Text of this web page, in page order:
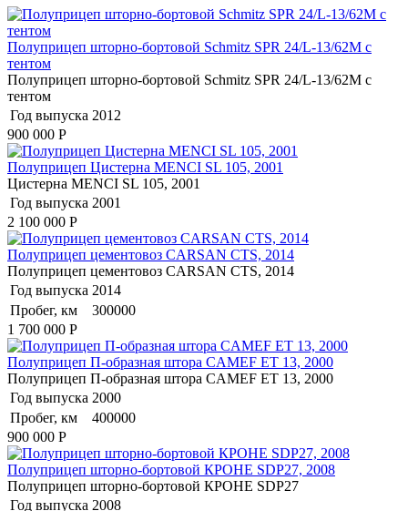
Полуприцеп шторно-бортовой Schmitz SPR 24/L-13/62M с
тентом
Полуприцеп шторно-бортовой Schmitz SPR 24/L-13/62M с
тентом
Год выпуска 2012
900 000 Р
Полуприцеп Цистерна MENCI SL 105, 2001
Цистерна MENCI SL 105, 2001
Год выпуска 2001
2 100 000 Р
Полуприцеп цементовоз СARSАN CТS, 2014
Полуприцеп цементовоз СARSАN CТS, 2014
Год выпуска 2014
Пробег, км
300000
1 700 000 Р
Полуприцеп П-образная штора CAMEF ET 13, 2000
Полуприцеп П-образная штора CAMEF ET 13, 2000
Год выпуска 2000
Пробег, км
400000
900 000 Р
Полуприцеп шторно-бортовой КРОНЕ SDP27, 2008
Полуприцеп шторно-бортовой КРОНЕ SDP27
Год выпуска 2008